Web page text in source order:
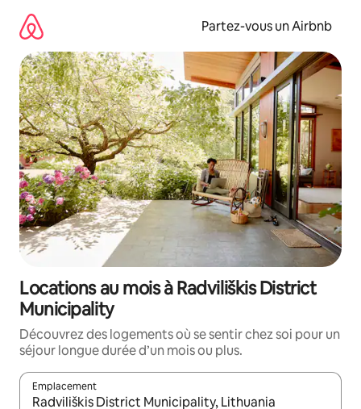
directement
contenu
Partez-vous un Airbnb
Locations au mois à Radviliškis District
Municipality
Découvrez des logements où se sentir chez soi pour un
séjour longue durée d’un mois ou plus.
Emplacement
Quand les résultats sont affichés, parcourez-les en utilisant